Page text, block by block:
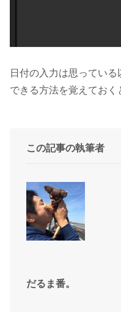
日付の入力は思ってい
できる方法を覚えておく
この記事の執筆者
だるま番。